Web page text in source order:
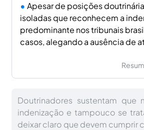
Apesar de posições
isoladas que reconhecem a
predominante nos tribunais
casos, alegando a ausência de
Doutrinadores sustentam
indenização e tampouco se
deixar claro que devem cumprir